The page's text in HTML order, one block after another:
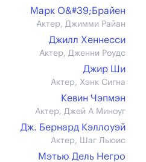
Марк О&#39;Брайен
Актер, Джимми Райан
Джилл Хеннесси
Актер, Дженни Роудс
Джир Ши
Актер, Хэнк Сигна
Кевин Чэпмэн
Актер, Джей А Миноуг
Дж. Бернард Кэллоуэй
Актер, Шаг Льюис
Мэтью Дель Негро